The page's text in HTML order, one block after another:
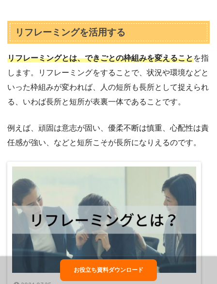
リフレーミングを活用する
リフレーミングとは、できごとの枠組みを変えることを指
します。リフレーミングをすることで、状況や環境などと
いった枠組みが変われば、人の短所も長所として捉えられ
る、いわば長所と短所が表裏一体であることです。
例えば、頑固は意志が固い、優柔不断は慎重、心配性は責
任感が強い、などと短所こそが長所になりえるのです。
お役立ち資料ダウンロード